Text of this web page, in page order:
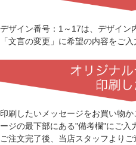
デザイン番号：1～17は、デザイン
「文言の変更」に希望の内容をご入
印刷したいメッセージをお買い物
ージの最下部にある"備考欄"にご入
ご注文完了後、当店スタッフより